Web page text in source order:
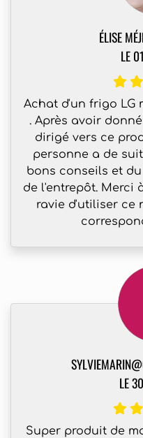
ÉLISE
LE
Achat d'un frigo LG
. Après avoir
dirigé vers ce
personne a de
bons conseils et
de l'entrepôt. Merci
ravie d'utiliser ce
LE
Super produit de